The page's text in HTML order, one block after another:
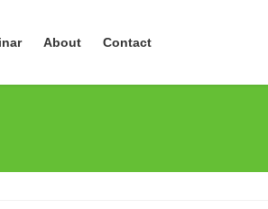
About Contact